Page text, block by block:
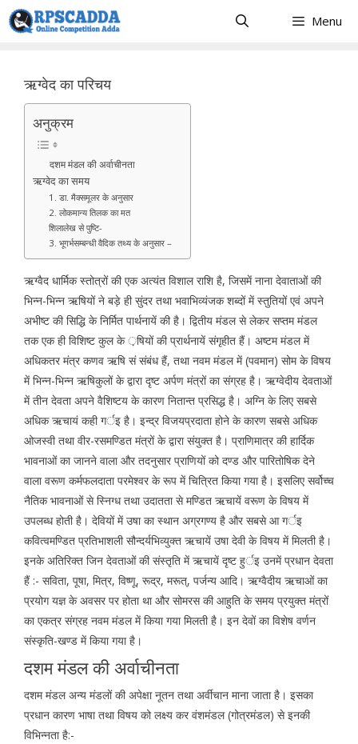
Skip
to
Menu
ऋग्वेद का परिचय
अनुक्रम
दशम मंडल की अर्वाचीनता
ऋग्वेद का समय
1. डा. मैक्समूलर के अनुसार
2. लोकमान्य तिलक का मत
शिलालेख से पुष्टि-
3. भूगर्भसम्बन्धी वैदिक तथ्य के अनुसार –
ऋग्वैद धार्मिक स्तोत्रों की एक अत्यंत विशाल राशि है, जिसमें नाना देवाताओं की
भिन्न-भिन्न ऋषियों ने बड़े ही सुंदर तथा भवाभिव्यंजक शब्दों में स्तुतियों एवं अपने
अभीष्ट की सिद्धि के निर्मित पार्थनायें की है। द्वितीय मंडल से लेकर सप्तम मंडल
तक एक ही विशिष्ट कुल के ़षियों की प्रार्थनायें संगृहीत हैं। अष्टम मंडल में
अधिकतर मंत्र कणव ऋषि सं संबंध हैं, तथा नवम मंडल में (पवमान) सोम के विषय
में भिन्न-भिन्न ऋषिकुलों के द्वारा दृष्ट अर्पण मंत्रों का संग्रह है। ऋग्वेदीय देवताओं
में तीन देवता अपने वैशिष्टय के कारण नितान्त प्रसिद्ध है। अग्नि के लिए सबसे
अधिक ऋचायं कही गर्इ है। इन्द्र विजयप्रदाता होने के कारण सबसे अधिक
ओजस्वी तथा वीर-रसमण्डित मंत्रों के द्वारा संयुक्त है। प्राणिमात्र की हार्दिक
भावनाओं का जानने वाला और तदनुसार प्राणियों को दण्ड और पारितोषिक देने
वाला वरूण कर्मफलदाता परमेश्वर के रूप में चित्रित किया गया है। इसलिए सर्वोच्च
नैतिक भावनाओं से स्निग्ध तथा उदातता से मण्डित ऋचायें वरूण के विषय में
उपलब्ध होती है। देवियों में उषा का स्थान अग्रगण्य है और सबसे आ गर्इ
कवित्वमण्डित प्रतिभाशली सौन्दर्यभिव्युक्त ऋचायें उषा देवी के विषय में मिलती है।
इनके अतिरिक्त जिन देवताओं की संस्तृति में ऋचायें दृष्ट हुर्इ उनमें प्रधान देवता
हैं :- सविता, पूषा, मित्र, विष्णू, रूद्र, मरूत्, पर्जन्य आदि। ऋग्वैदीय ऋचाओं का
प्रयोग यज्ञ के अवसर पर होता था और सोमरस की आहुति के समय प्रयुक्त मंत्रों
का एकत्र संग्रह नवम मंडल में किया गया मिलती है। इन देवों का विशेष वर्णन
संस्कृति-खण्ड में किया गया है।
दशम मंडल की अर्वाचीनता
दशम मंडल अन्य मंडलों की अपेक्षा नूतन तथा अर्वीचान माना जाता है। इसका
प्रधान कारण भाषा तथा विषय को लक्ष्य कर वंशमंडल (गोत्रमंडल) से इनकी
विभिन्नता है:-